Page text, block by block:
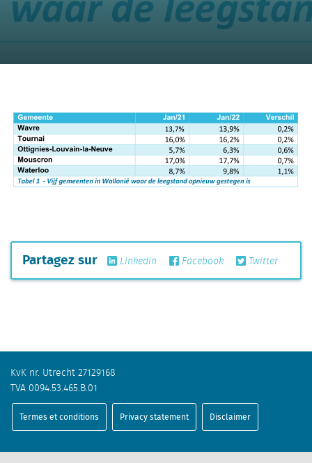
Partagez sur Linkedin Facebook Twitter
KvK nr. Utrecht 27129168
TVA 0094.53.465.B.01
Termes et conditions Privacy statement Disclaimer